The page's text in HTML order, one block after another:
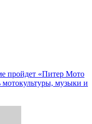
пройдет «Питер Мото
музыки и